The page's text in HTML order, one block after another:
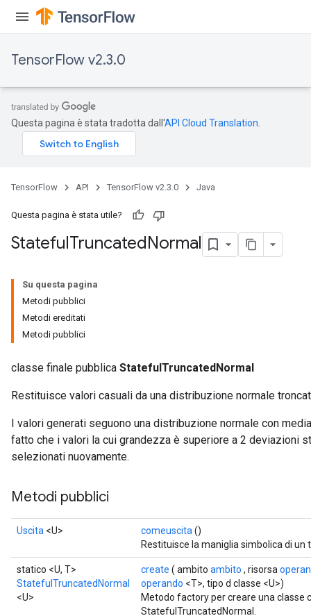
TensorFlow v2.3.0
Questa pagina è stata tradotta dall'API Cloud Translation
TensorFlow API TensorFlow v2.3.0 Java
Questa pagina è stata utile?
StatefulTruncatedNormal
Su questa pagina
Metodi pubblici
Metodi ereditati
Metodi pubblici
classe finale pubblica StatefulTruncatedNormal
Restituisce valori casuali da una distribuzione normale
I valori generati seguono una distribuzione normale con
fatto che i valori la cui grandezza è superiore a 2 deviazioni
selezionati nuovamente.
Metodi pubblici
Uscita <U> comeuscita ()
Restituisce la maniglia simbolica di un
statico <U, T>
StatefulTruncatedNormal
<U>
create ( ambito ambito , risorsa
operando <T>, tipo d classe <U>)
Metodo factory per creare una classe
StatefulTruncatedNormal.